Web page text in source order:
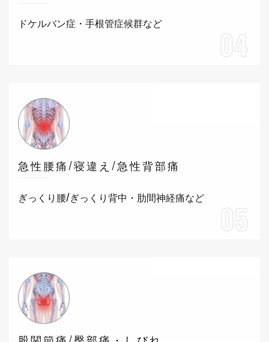
ドケルバン症・手根管症候群など
04
急性腰痛/寝違え/急性背部痛
ぎっくり腰/ぎっくり背中・肋間神経痛など
05